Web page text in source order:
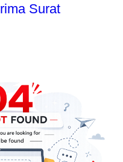
Surat